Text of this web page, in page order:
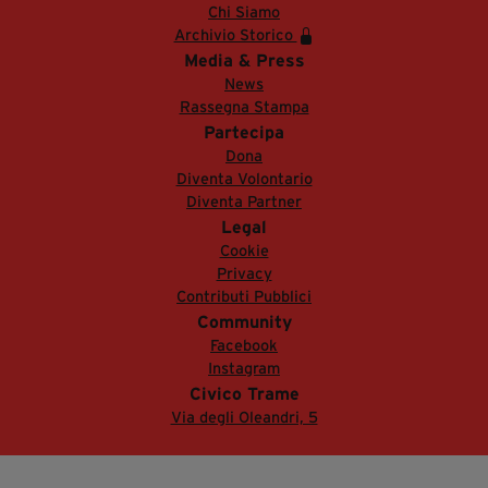
Chi Siamo
Archivio Storico
Media & Press
News
Rassegna Stampa
Partecipa
Dona
Diventa Volontario
Diventa Partner
Legal
Cookie
Privacy
Contributi Pubblici
Community
Facebook
Instagram
Civico Trame
Via degli Oleandri, 5